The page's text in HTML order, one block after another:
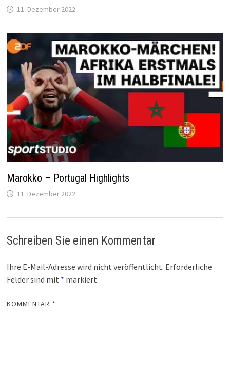
11. Dezember 2022
Marokko – Portugal Highlights
11. Dezember 2022
Schreiben Sie einen Kommentar
Ihre E-Mail-Adresse wird nicht veröffentlicht. Erforderliche
Felder sind mit * markiert
KOMMENTAR *